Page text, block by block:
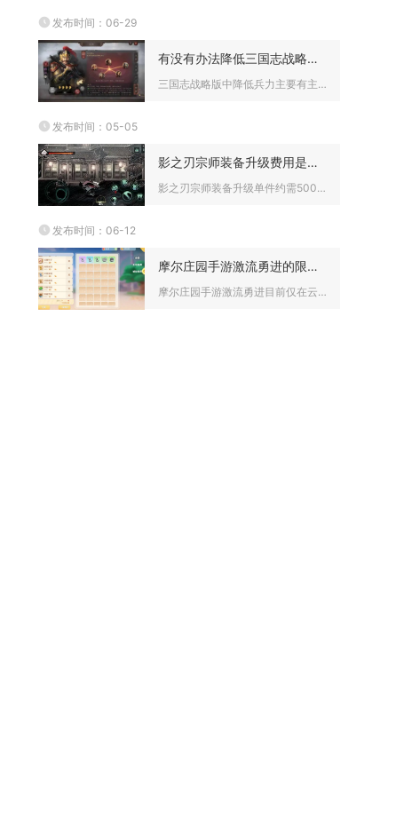
发布时间：06-29
有没有办法降低三国志战略版的兵力
三国志战略版中降低兵力主要有主动控制带兵上限、战斗损耗、拆解...
发布时间：05-05
影之刃宗师装备升级费用是多少
影之刃宗师装备升级单件约需500-800万铜币、30-50件...
发布时间：06-12
摩尔庄园手游激流勇进的限制条件是什么
摩尔庄园手游激流勇进目前仅在云梦岛限时活动开放，核心限制条件...